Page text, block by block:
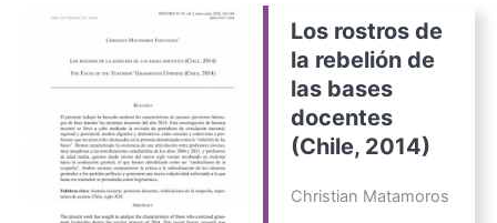
Los rostros de
la rebelión de
las bases
docentes
(Chile, 2014)
Christian Matamoros